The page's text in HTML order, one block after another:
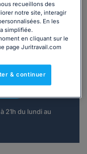
par
21h du lundi au
recueillons des
notre site, interagir
En les
simplifiée.
en cliquant sur le
page Juritravail.com
& continuer